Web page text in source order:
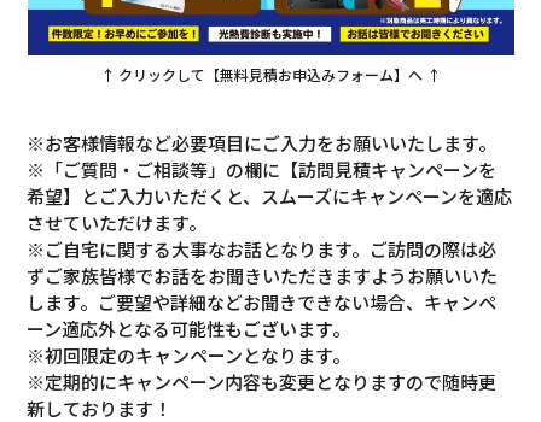
↑ クリックして【無料見積お申込みフォーム】へ ↑
※お客様情報など必要項目にご入力をお願いいたします。
※「ご質問・ご相談等」の欄に【訪問見積キャンペーンを
希望】とご入力いただくと、スムーズにキャンペーンを適応
させていただけます。
※ご自宅に関する大事なお話となります。ご訪問の際は必
ずご家族皆様でお話をお聞きいただきますようお願いいた
します。ご要望や詳細などお聞きできない場合、キャンペ
ーン適応外となる可能性もございます。
※初回限定のキャンペーンとなります。
※定期的にキャンペーン内容も変更となりますので随時更
新しております！